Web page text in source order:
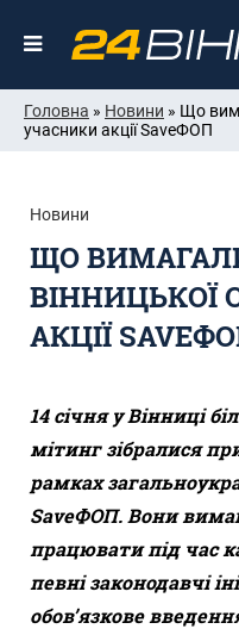
Головна » Новини » Що
учасники акції SaveФОП
Новини
ЩО
ВІННИЦЬКОЇ
АКЦІЇ
14 січня у Вінниці
мітинг зібралися
рамках
SaveФОП. Вони
працювати під час
певні законодавчі
обов’язкове